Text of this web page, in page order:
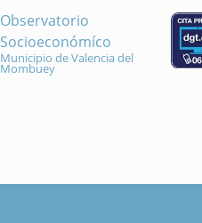
Observatorio
Socioeconómíco
Municipio de Valencia del
Mombuey